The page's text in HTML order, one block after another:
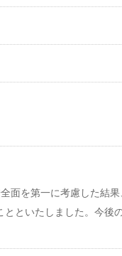
面を第一に考慮した結果
といたしました。今後